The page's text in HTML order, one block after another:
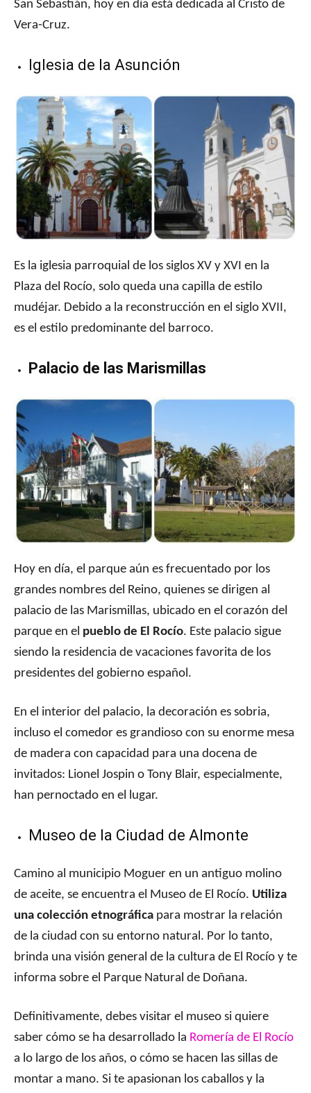
San Sebastián, hoy en día está dedicada al Cristo de
Vera-Cruz.
Iglesia de la Asunción
Es la iglesia parroquial de los siglos XV y XVI en la
Plaza del Rocío, solo queda una capilla de estilo
mudéjar. Debido a la reconstrucción en el siglo XVII,
es el estilo predominante del barroco.
Palacio de las Marismillas
Hoy en día, el parque aún es frecuentado por los
grandes nombres del Reino, quienes se dirigen al
palacio de las Marismillas, ubicado en el corazón del
parque en el pueblo de El Rocío. Este palacio sigue
siendo la residencia de vacaciones favorita de los
presidentes del gobierno español.
En el interior del palacio, la decoración es sobria,
incluso el comedor es grandioso con su enorme mesa
de madera con capacidad para una docena de
invitados: Lionel Jospin o Tony Blair, especialmente,
han pernoctado en el lugar.
Museo de la Ciudad de Almonte
Camino al municipio Moguer en un antiguo molino
de aceite, se encuentra el Museo de El Rocío. Utiliza
una colección etnográfica para mostrar la relación
de la ciudad con su entorno natural. Por lo tanto,
brinda una visión general de la cultura de El Rocío y te
informa sobre el Parque Natural de Doñana.
Definitivamente, debes visitar el museo si quiere
saber cómo se ha desarrollado la Romería de El Rocío
a lo largo de los años, o cómo se hacen las sillas de
montar a mano. Si te apasionan los caballos y la